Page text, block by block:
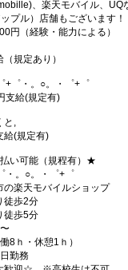
、楽天モバイル、UQ
プル）店舗もございます！
円（経験・能力による）
規定あり）
+゜・。○。・゜+゜
支給(規定有)
と,
給(規定有)
い可能（規程有）★
・。○。・゜+゜
の楽天モバイルショップ
徒歩2分
徒歩5分
8ｈ・休憩1ｈ）
勤務